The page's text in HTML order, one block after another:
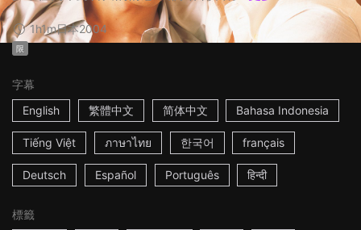
1h1m日本2004
限
字幕
English
繁體中文 简体中文 Bahasa Indonesia
Tiếng Việt ภาษาไทย 한국어 français
Deutsch Español Português हिन्दी
標籤